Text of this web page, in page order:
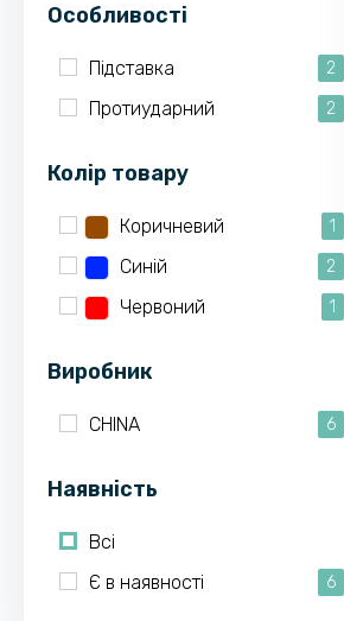
Особливості
Підставка 2
Протиударний 2
Колір товару
Коричневий 1
Синій 2
Червоний 1
Виробник
CHINA 6
Наявність
Всі
Є в наявності
6